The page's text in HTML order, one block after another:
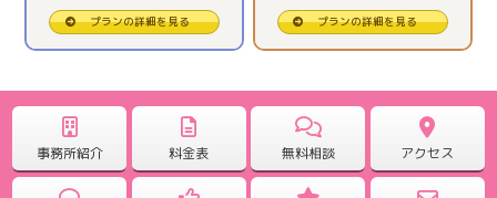
2025.10.31
【相続税申告】一人で悩む前に、専門に相談してみて。
2025.09.25
【相続税申告】どんな事でも聞いて対応していただけま
した。
プランの詳細を見る プランの詳細を見る
事務所紹介 料金表 無料相談 アクセス